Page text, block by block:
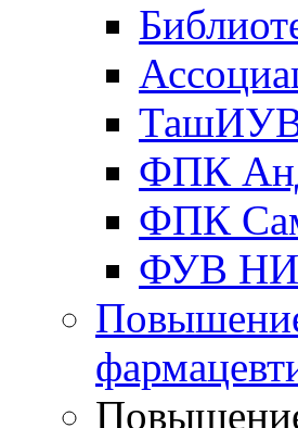
ФПК
ФПК
ФУВ